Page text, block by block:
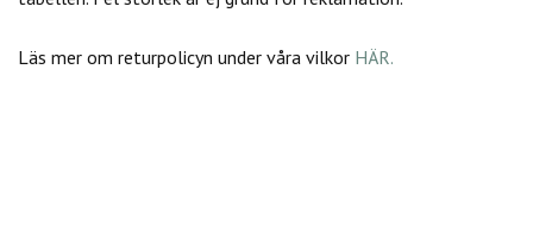
Läs mer om returpolicyn under våra vilkor HÄR.